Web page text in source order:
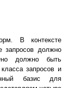
В контексте
запросов должно
должно быть
запросов и
базис для